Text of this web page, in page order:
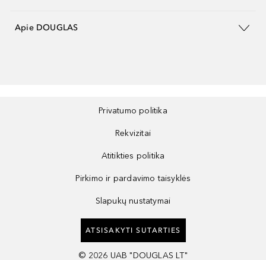
Apie DOUGLAS
Privatumo politika
Rekvizitai
Atitikties politika
Pirkimo ir pardavimo taisyklės
Slapukų nustatymai
ATSISAKYTI SUTARTIES
© 2026 UAB "DOUGLAS LT"